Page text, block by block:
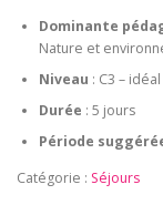
Dominante
Nature et
Niveau : C3 –
Durée : 5 jours
Période
Catégorie : Séjours